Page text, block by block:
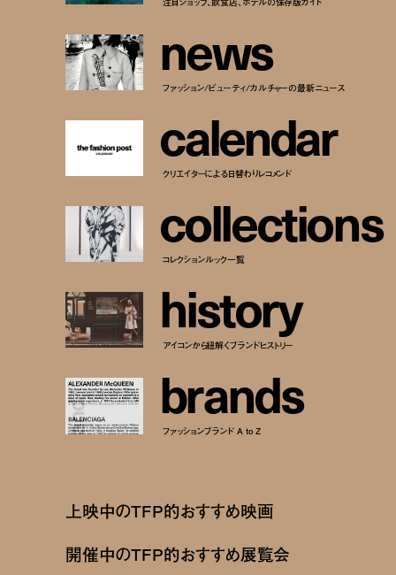
news
ファッション/ビューティ/カルチャーの最新ニュース
calendar
クリエイターによる日替わりレコメンド
collections
コレクションルック一覧
history
アイコンから紐解くブランドヒストリー
brands
ファッションブランド A to Z
上映中のTFP的おすすめ映画
開催中のTFP的おすすめ展覧会